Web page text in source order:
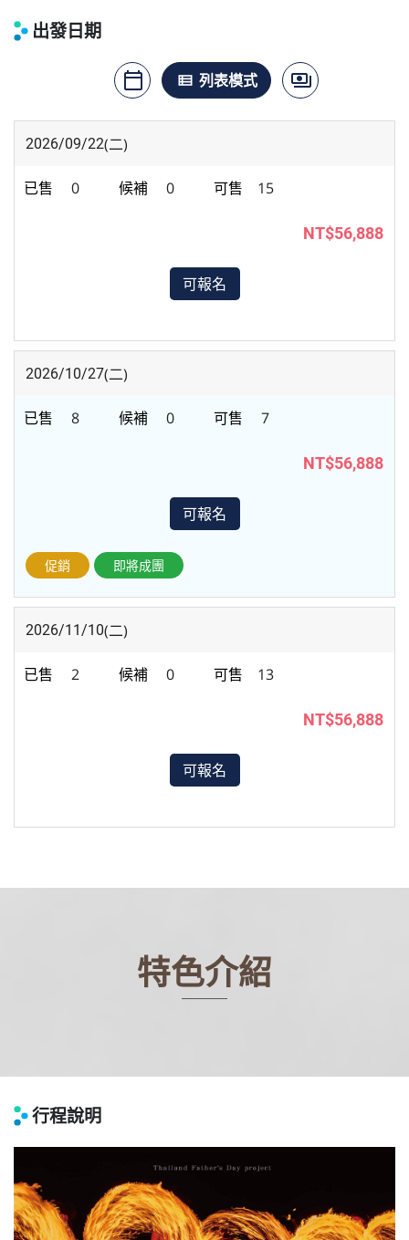
特色介紹
行程說明
出發日期
calendar_today
月曆模式
view_list
列表模式 payments
價格模式
2026/09/22(二)
0 0 15
NT$56,888
可報名
2026/10/27(二)
8 0 7
NT$56,888
可報名
促銷 即將成團
2026/11/10(二)
2 0 13
NT$56,888
可報名